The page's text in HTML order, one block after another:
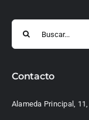
Contacto
Alameda Principal,